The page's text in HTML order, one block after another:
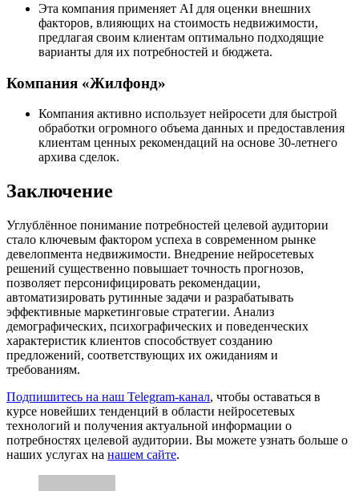
Эта компания применяет AI для оценки внешних
факторов, влияющих на стоимость недвижимости,
предлагая своим клиентам оптимально подходящие
варианты для их потребностей и бюджета.
Компания «Жилфонд»
Компания активно использует нейросети для быстрой
обработки огромного объема данных и предоставления
клиентам ценных рекомендаций на основе 30-летнего
архива сделок.
Заключение
Углублённое понимание потребностей целевой аудитории
стало ключевым фактором успеха в современном рынке
девелопмента недвижимости. Внедрение нейросетевых
решений существенно повышает точность прогнозов,
позволяет персонифицировать рекомендации,
автоматизировать рутинные задачи и разрабатывать
эффективные маркетинговые стратегии. Анализ
демографических, психографических и поведенческих
характеристик клиентов способствует созданию
предложений, соответствующих их ожиданиям и
требованиям.
Подпишитесь на наш Telegram-канал, чтобы оставаться в
курсе новейших тенденций в области нейросетевых
технологий и получения актуальной информации о
потребностях целевой аудитории. Вы можете узнать больше о
наших услугах на нашем сайте.